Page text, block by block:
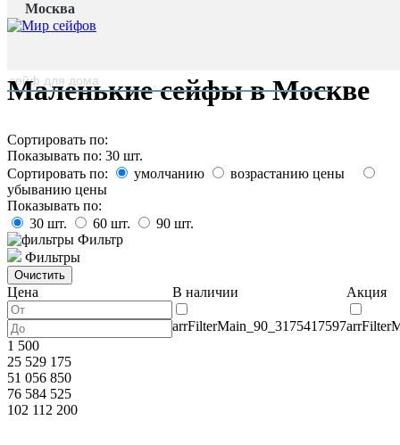
Москва
Главная страница
Каталог
Маленькие сейфы в Москве
Сортировать по:
Показывать по: 30 шт.
Сортировать по:
умолчанию
возрастанию цены
убыванию цены
Показывать по:
30 шт. 60 шт. 90 шт.
Фильтр
Фильтры
Цена
1 500
25 529 175
51 056 850
76 584 525
102 112 200
В наличии
arrFilterMain_90_3175417597
Акция